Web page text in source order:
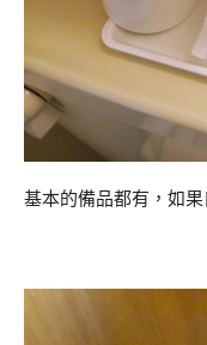
基本的備品都有，如